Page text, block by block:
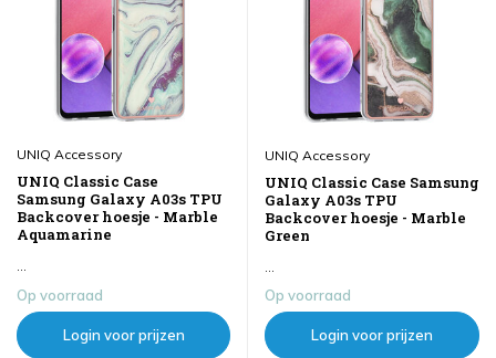
UNIQ Accessory
UNIQ Classic Case
Samsung Galaxy A03s TPU
Backcover hoesje - Marble
Aquamarine
Op voorraad
Login voor prijzen
UNIQ Accessory
UNIQ Classic Case Samsung
Galaxy A03s TPU
Backcover hoesje - Marble
Green
Op voorraad
Login voor prijzen